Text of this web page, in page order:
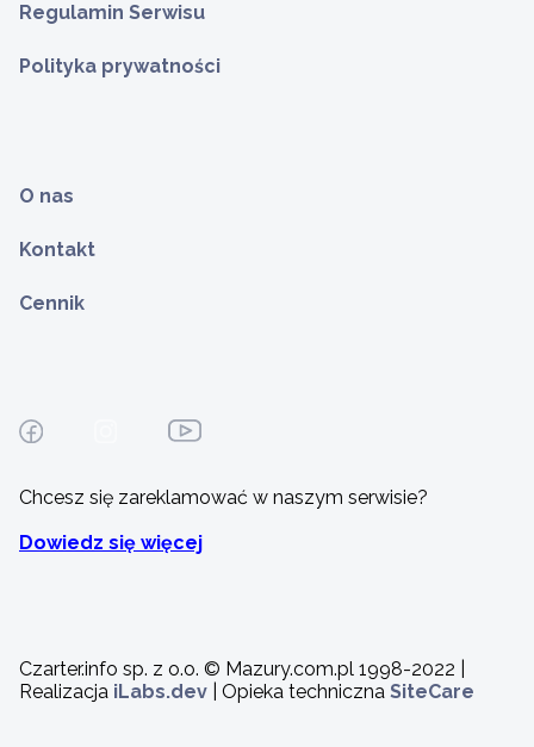
Regulamin Serwisu
Polityka prywatności
O nas
Kontakt
Cennik
Chcesz się zareklamować w naszym serwisie?
Dowiedz się więcej
Czarter.info sp. z o.o. © Mazury.com.pl 1998-2022 |
Realizacja iLabs.dev | Opieka techniczna SiteCare